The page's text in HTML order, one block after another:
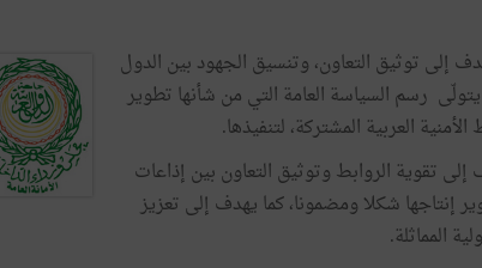
إلى توثيق التعاون، وتنسيق الجهود بين الدول
رسم السياسة العامة التي من شأنها تطوير
العربية المشتركة، لتنفيذها.
إلى تقوية الروابط وتوثيق التعاون بين إذاعات
إنتاجها شكلا ومضمونا، كما يهدف إلى تعزيز
المماثلة.